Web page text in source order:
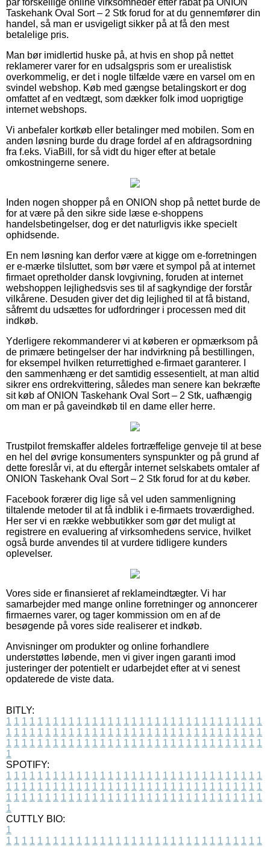
Taskehank Oval Sort – 2 Stk forud for at du gennemfører din
handel, så man er usvigeligt sikker på at få den mest
betalelige pris.
Man bør imidlertid huske på, at hvis en shop på nettet
reklamerer varer for en udsalgspris som er urealistisk
overkommelig, er det i nogle tilfælde være en varsel om en
svindel webshop. Køb med gængse betalingskort er dog
omfattet af en vedtægt, som dækker folk imod uoprigtige
internet webshops.
Vi anbefaler kortkøb eller betalinger med mobilen. Som en
anden løsning burde du drage fordel af en afdragsordning
fra f.eks. ViaBill, for så vidt du higer efter at betale
omkostningerne senere.
Inden nogen shopper på en ONION shop på nettet burde de
for at være på den sikre side læse e-shoppens
handelsbetingelser, dog er det naturligvis ikke specielt
ophidsende.
En nem løsning kan derfor være at kigge om e-forretningen
er e-mærke tilsluttet, som bør være et sympol på at internet
firmaet opretholder dansk lovgivning, foruden at internet
webshoppen lejlighedsvis ses til af sagkyndige der forstår
vilkårene. Desuden giver det dig lejlighed til at få bistand,
såfremt du udsættes for udfordringer i processen med dit
indkøb.
Yderligere rekommanderer vi at køberen er opmærksom på
de primære betingelser der har indvirkning på bestillingen,
for eksempel hvilken returrettighed e-firmaet garanterer. I
den sammenhæng er det samtidig essesentielt, at man altid
sikrer ens ordrekvittering, således man senere kan bekræfte
sit køb af ONION Taskehank Oval Sort – 2 Stk, uafhængig
om man er på gaveindkøb til en dame eller herre.
Trustpilot fremskaffer aldeles fortræffelige genveje til at bese
en hel del øvrige konsumenters synspunkter og på grund af
dette foreslår vi, at du eftergår internet selskabets omtaler af
ONION Taskehank Oval Sort – 2 Stk forud for at du køber.
Facebook forærer dig lige så vel uden sammenligning
tiltalende metoder til at få indblik i e-firmaets troværdighed.
Her ser vi en række webbutikker som gør det muligt at
registrere en evaluering af virksomhedens service, hvilket
også burde anvendes til at vurdere tidligere kunders
oplevelser.
Vores side er finansieret af reklameindtægter. Vi har
samarbejder med mange online forretninger og annoncerer
firmaernes varer, og tager kommission om en af de
besøgende på vores side realiserer et indkøb.
Anvisninger om produkter og online forhandlere
understøttes løbende, men vi giver ingen garanti imod
justeringer der potentielt er udarbejdet efter at vi senest
opdaterede de viste data.
BITLY:
1 1 1 1 1 1 1 1 1 1 1 1 1 1 1 1 1 1 1 1 1 1 1 1 1 1 1 1 1 1 1 1 1
1 1 1 1 1 1 1 1 1 1 1 1 1 1 1 1 1 1 1 1 1 1 1 1 1 1 1 1 1 1 1 1 1
1 1 1 1 1 1 1 1 1 1 1 1 1 1 1 1 1 1 1 1 1 1 1 1 1 1 1 1 1 1 1 1 1
1
SPOTIFY:
1 1 1 1 1 1 1 1 1 1 1 1 1 1 1 1 1 1 1 1 1 1 1 1 1 1 1 1 1 1 1 1 1
1 1 1 1 1 1 1 1 1 1 1 1 1 1 1 1 1 1 1 1 1 1 1 1 1 1 1 1 1 1 1 1 1
1 1 1 1 1 1 1 1 1 1 1 1 1 1 1 1 1 1 1 1 1 1 1 1 1 1 1 1 1 1 1 1 1
1
CUTTLY BIO:
1
1 1 1 1 1 1 1 1 1 1 1 1 1 1 1 1 1 1 1 1 1 1 1 1 1 1 1 1 1 1 1 1 1